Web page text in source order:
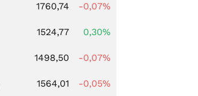
1760,74 -0,07%
1524,77
0,30%
1498,50 -0,07%
1564,01
-0,05%